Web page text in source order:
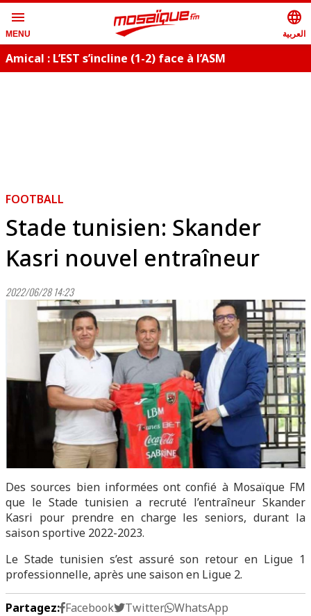
menu
MENU
language
العربية
Amical : L’EST s’incline (1-2) face à l’ASM
FOOTBALL
Stade tunisien: Skander
Kasri nouvel entraîneur
2022/06/28 14:23
Des sources bien informées ont confié à Mosaïque FM
que le Stade tunisien a recruté l’entraîneur Skander
Kasri pour prendre en charge les seniors, durant la
saison sportive 2022-2023.
Le Stade tunisien s’est assuré son retour en Ligue 1
professionnelle, après une saison en Ligue 2.
Partagez: Facebook Twitter WhatsApp